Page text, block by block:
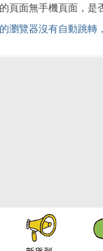
頁面無手機頁面，是
瀏覽器沒有自動跳轉